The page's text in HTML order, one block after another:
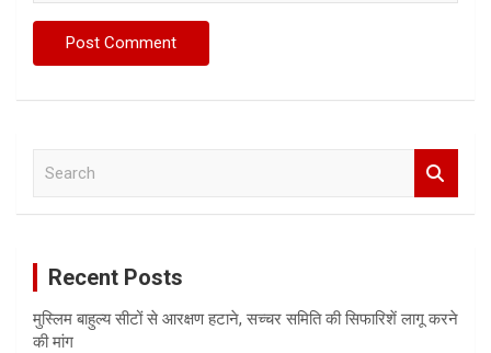
Recent Posts
मुस्लिम बाहुल्य सीटों से आरक्षण हटाने, सच्चर समिति की सिफारिशें लागू करने
की मांग